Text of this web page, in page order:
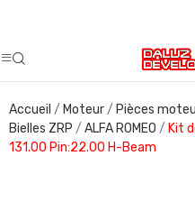
Accueil Moteur Pièces
Bielles ZRP
ALFA ROMEO
Kit
131.00 Pin:22.00 H-Beam